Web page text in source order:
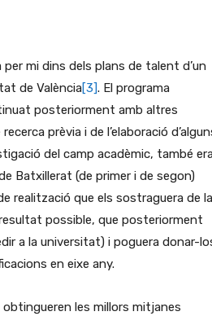
mi dins dels plans de talent d’un
de València[3]. El programa
posteriorment amb altres
prèvia i de l’elaboració
del camp acadèmic, també
Batxillerat (de primer i de segon)
realització que els sostraguera de la
possible, que posteriorment
a la universitat) i poguera donar-
en eixe any.
obtingueren les millors mitjanes